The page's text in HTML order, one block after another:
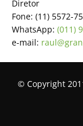
Diretor
Fone: (11) 5572-
WhatsApp: (011)
e-mail:
© Copyright